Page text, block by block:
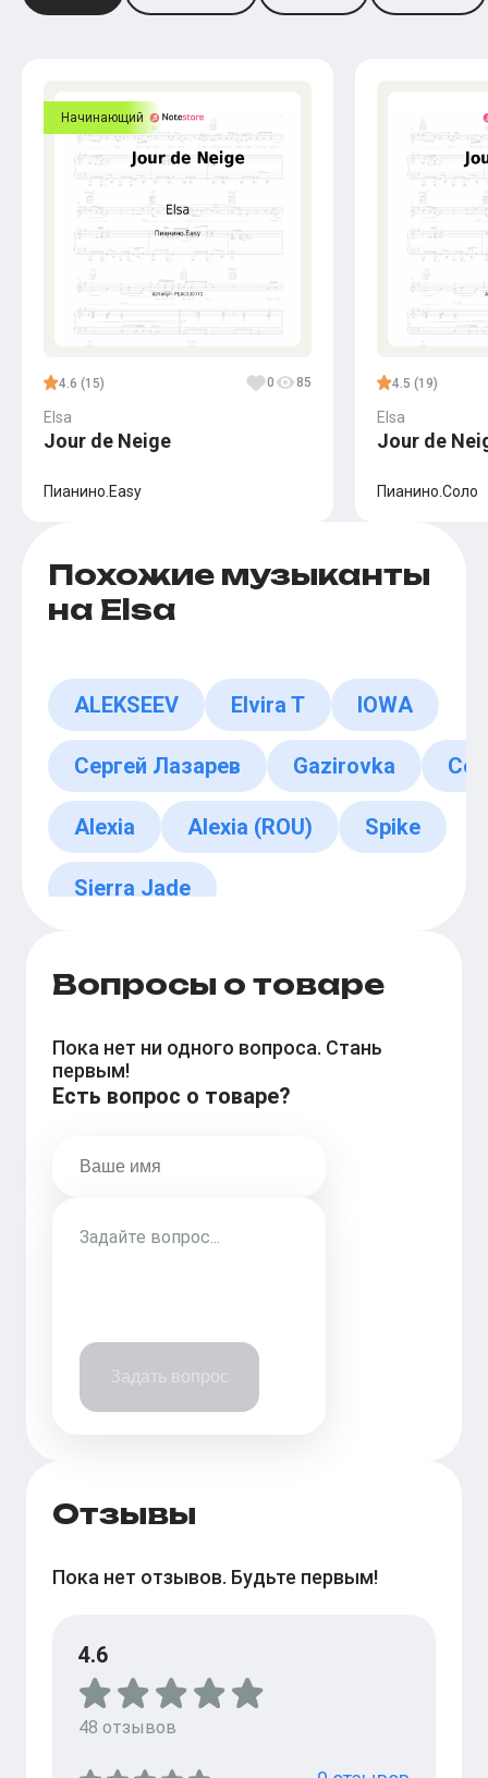
Начинающий
4.6 (15) 0 85
Elsa
Jour de Neige
Пианино.Easy
4.5 (19)
Elsa
Jour de
Пианино.Соло
Похожие музыканты
на Elsa
ALEKSEEV Elvira T IOWA
Сергей Лазарев Gazirovka
Alexia Alexia (ROU) Spike
Sierra Jade
Вопросы о товаре
Пока нет ни одного вопроса. Стань
первым!
Есть вопрос о товаре?
Задать вопрос
Отзывы
Пока нет отзывов. Будьте первым!
4.6
48 отзывов